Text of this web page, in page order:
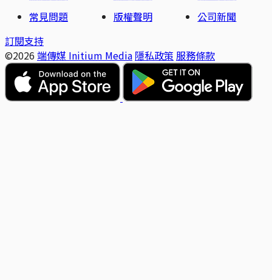
常見問題
版權聲明
公司新聞
訂閱支持
©2026 端傳媒 Initium Media 隱私政策 服務條款